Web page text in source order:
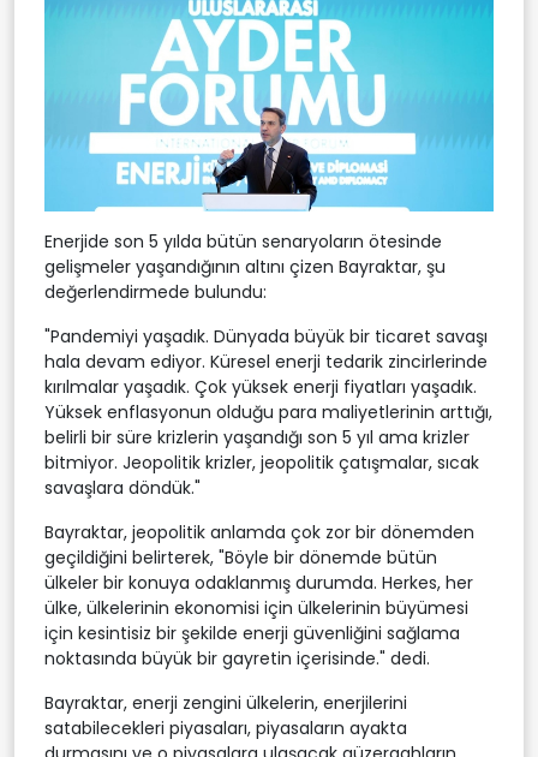
Enerjide son 5 yılda bütün senaryoların ötesinde
gelişmeler yaşandığının altını çizen Bayraktar, şu
değerlendirmede bulundu:
"Pandemiyi yaşadık. Dünyada büyük bir ticaret savaşı
hala devam ediyor. Küresel enerji tedarik zincirlerinde
kırılmalar yaşadık. Çok yüksek enerji fiyatları yaşadık.
Yüksek enflasyonun olduğu para maliyetlerinin arttığı,
belirli bir süre krizlerin yaşandığı son 5 yıl ama krizler
bitmiyor. Jeopolitik krizler, jeopolitik çatışmalar, sıcak
savaşlara döndük."
Bayraktar, jeopolitik anlamda çok zor bir dönemden
geçildiğini belirterek, "Böyle bir dönemde bütün
ülkeler bir konuya odaklanmış durumda. Herkes, her
ülke, ülkelerinin ekonomisi için ülkelerinin büyümesi
için kesintisiz bir şekilde enerji güvenliğini sağlama
noktasında büyük bir gayretin içerisinde." dedi.
Bayraktar, enerji zengini ülkelerin, enerjilerini
satabilecekleri piyasaları, piyasaların ayakta